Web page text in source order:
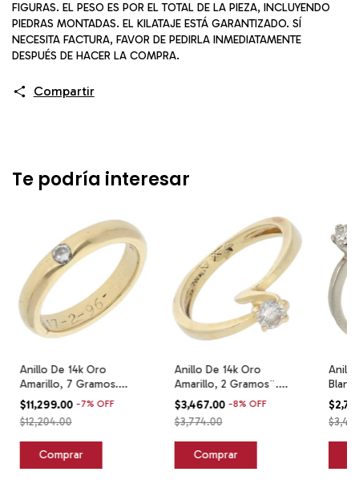
FIGURAS. EL PESO ES POR EL TOTAL DE LA PIEZA, INCLUYENDO
PIEDRAS MONTADAS. EL KILATAJE ESTÁ GARANTIZADO. SÍ
NECESITA FACTURA, FAVOR DE PEDIRLA INMEDIATAMENTE
DESPUÉS DE HACER LA COMPRA.
Compartir
Te podría interesar
Anillo De 14k Oro
Amarillo, 7 Gramos.
Amarillo 8
$11,299.00 -7% OFF
$12,204.00
Anillo De 14k Oro
Amarillo, 2 Gramos¨.
Amarillo 4.5
$3,467.00 -8% OFF
$3,774.00
Anillo
Oro 6